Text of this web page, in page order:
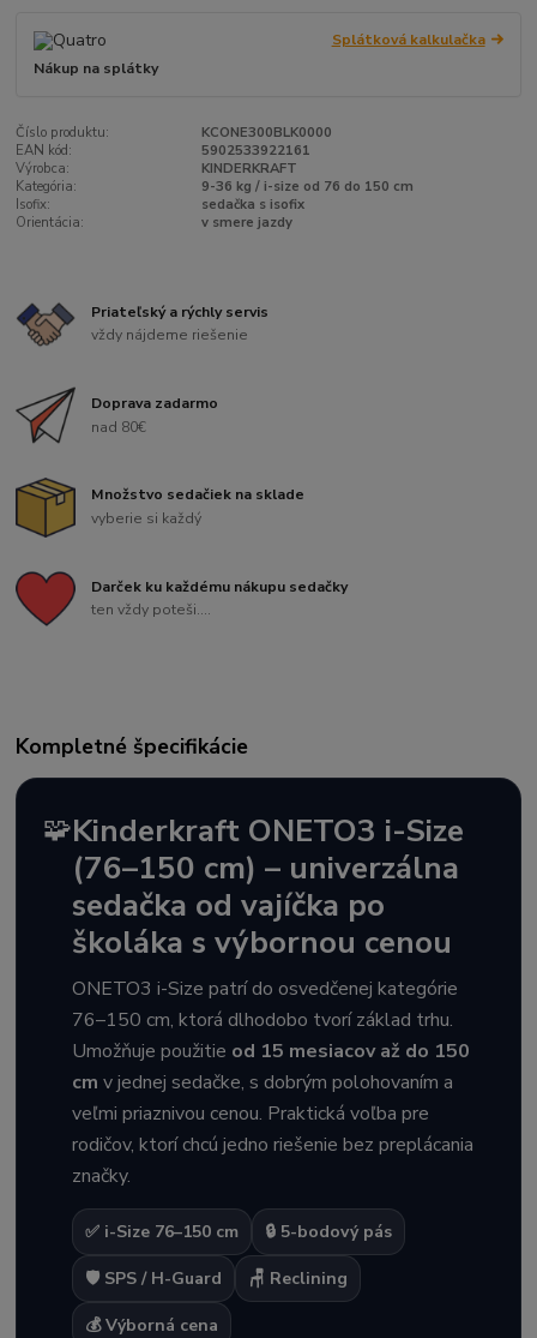
Splátková kalkulačka
Nákup na splátky
Číslo produktu:
KCONE300BLK0000
EAN kód:
5902533922161
Výrobca:
KINDERKRAFT
Kategória:
9-36 kg / i-size od 76 do 150 cm
Isofix:
sedačka s isofix
Orientácia:
v smere jazdy
Priateľský a rýchly servis
vždy nájdeme riešenie
Doprava zadarmo
nad 80€
Množstvo sedačiek na sklade
vyberie si každý
Darček ku každému nákupu sedačky
ten vždy poteši....
Kompletné špecifikácie
🧩Kinderkraft ONETO3 i-Size
(76–150 cm) – univerzálna
sedačka od vajíčka po
školáka s výbornou cenou
ONETO3 i-Size patrí do osvedčenej kategórie
76–150 cm, ktorá dlhodobo tvorí základ trhu.
Umožňuje použitie od 15 mesiacov až do 150
cm v jednej sedačke, s dobrým polohovaním a
veľmi priaznivou cenou. Praktická voľba pre
rodičov, ktorí chcú jedno riešenie bez preplácania
značky.
✅ i-Size 76–150 cm 🔒 5-bodový pás
🛡️ SPS / H-Guard 🪑 Reclining
💰 Výborná cena